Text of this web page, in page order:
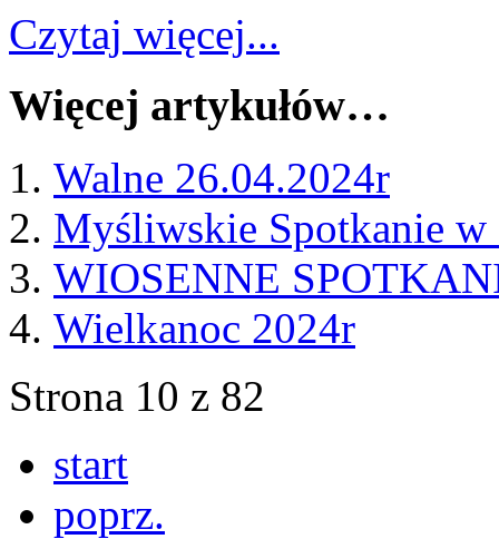
Czytaj więcej...
Więcej artykułów…
Walne 26.04.2024r
Myśliwskie Spotkanie
WIOSENNE
Wielkanoc 2024r
Strona 10 z 82
start
poprz.